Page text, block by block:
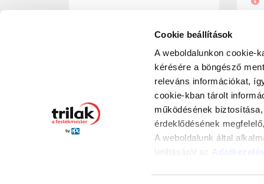
Cookie beállítások
A weboldalunkon cookie-
kérésére a böngésző
releváns információkat,
cookie-kban tárolt
működésének
érdeklődésének
A weboldalunk által
letiltásáról az
© 2026 Trilak Festékstúdió hálózat